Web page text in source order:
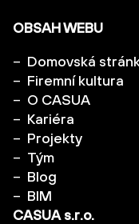
CASUA s.r.o.
OBSAH WEBU
Domovská
Firemní kultura
O CASUA
Kariéra
Projekty
Tým
Blog
BIM